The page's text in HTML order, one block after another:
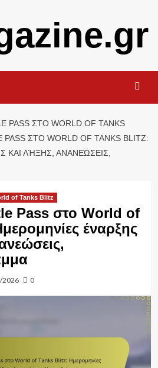
PASS ΣΤΟ WORLD OF TANKS
PASS ΣΤΟ WORLD OF TANKS BLITZ:
ΛΉΞΗΣ, ΑΝΑΝΕΏΣΕΙΣ,
of Tanks Blitz
Pass στο World of
έναρξης
2026 0